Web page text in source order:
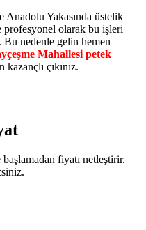
Anadolu Yakasında üstelik
profesyonel olarak bu işleri
Bu nedenle gelin hemen
Mahallesi petek
çıkınız.
fiyatı netleştirir.